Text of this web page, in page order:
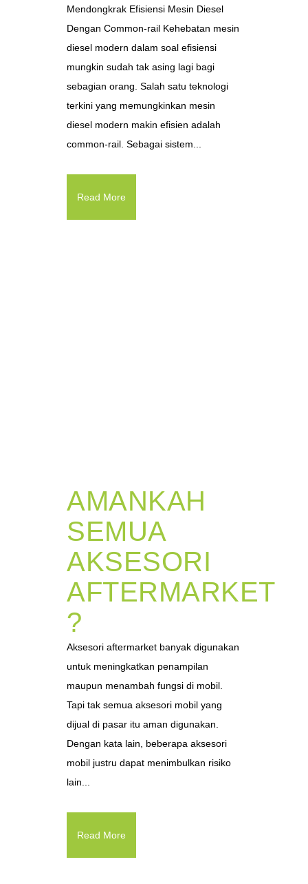
Mendongkrak Efisiensi Mesin Diesel
Dengan Common-rail Kehebatan mesin
diesel modern dalam soal efisiensi
mungkin sudah tak asing lagi bagi
sebagian orang. Salah satu teknologi
terkini yang memungkinkan mesin
diesel modern makin efisien adalah
common-rail. Sebagai sistem...
Read More
AMANKAH
SEMUA
AKSESORI
AFTERMARKET
?
Aksesori aftermarket banyak digunakan
untuk meningkatkan penampilan
maupun menambah fungsi di mobil.
Tapi tak semua aksesori mobil yang
dijual di pasar itu aman digunakan.
Dengan kata lain, beberapa aksesori
mobil justru dapat menimbulkan risiko
lain...
Read More